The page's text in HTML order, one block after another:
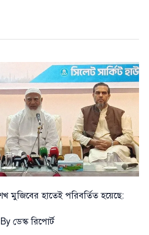
মুজিবের হাতেই পরিবর্তিত হয়েছে:
ডেস্ক রিপোর্ট